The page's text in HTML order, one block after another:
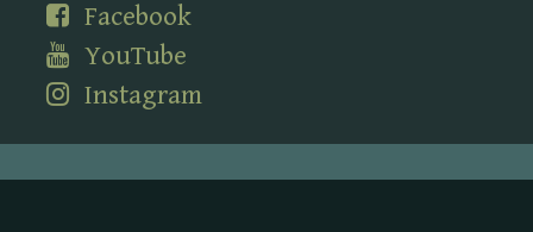
Facebook
YouTube
Instagram